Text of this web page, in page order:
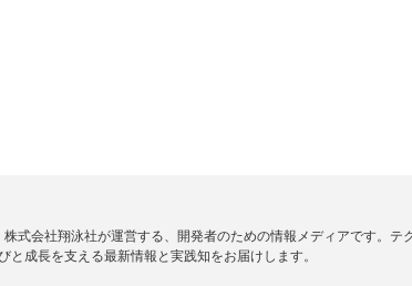
株式会社翔泳社が運営する、開発者のための情報メディアです。
と成長を支える最新情報と実践知をお届けします。